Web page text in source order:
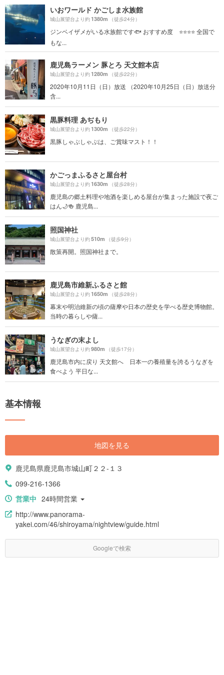
いおワールド かごしま水族館
城山展望台より約1380m （徒歩24分）
ジンベイザメがいる水族館です🐟 おすすめ度 ⭐️⭐️⭐️⭐️ 全国で
もな...
鹿児島ラーメン 豚とろ 天文館本店
城山展望台より約1280m （徒歩22分）
2020年10月11日（日）放送 （2020年10月25日（日）放送分
含...
黒豚料理 あぢもり
城山展望台より約1300m （徒歩22分）
黒豚しゃぶしゃぶは、ご賞味マスト！！
かごっまふるさと屋台村
城山展望台より約1630m （徒歩28分）
鹿児島の郷土料理や地酒を楽しめる屋台が集まった施設で夜ご
はん🌙🍻 鹿児島...
照国神社
城山展望台より約510m （徒歩9分）
散策再開。照国神社まで。
鹿児島市維新ふるさと館
城山展望台より約1650m （徒歩28分）
幕末や明治維新の頃の薩摩や日本の歴史を学べる歴史博物館。
当時の暮らしや薩...
うなぎの末よし
城山展望台より約980m （徒歩17分）
鹿児島市内に戻り 天文館へ 日本一の養殖量を誇るうなぎを
食べよう 平日な...
基本情報
地図を見る
鹿児島県鹿児島市城山町２２-１３
099-216-1366
営業中 24時間営業
http://www.panorama-
yakei.com/46/shiroyama/nightview/guide.html
Googleで検索